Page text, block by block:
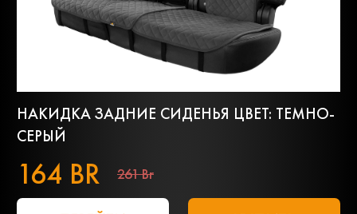
НАКИДКА ЗАДНИЕ СИДЕНЬЯ ЦВЕТ: ТЕМНО-
СЕРЫЙ
164 BR 261 Br